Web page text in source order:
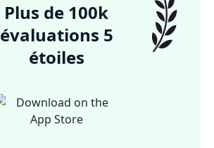
Plus de 100k
évaluations 5
étoiles